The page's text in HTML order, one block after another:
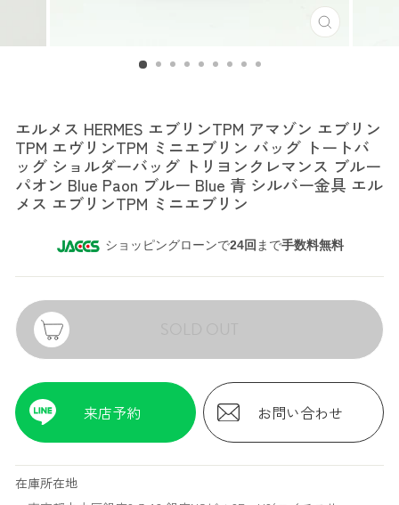
エルメス HERMES エブリンTPM アマゾン エブリン
TPM エヴリンTPM ミニエブリン バッグ トートバ
ッグ ショルダーバッグ トリヨンクレマンス ブルー
パオン Blue Paon ブルー Blue 青 シルバー金具 エル
メス エブリンTPM ミニエブリン
ショッピングローンで24回 まで手数料無料
来店予約 お問い合わせ
在庫所在地